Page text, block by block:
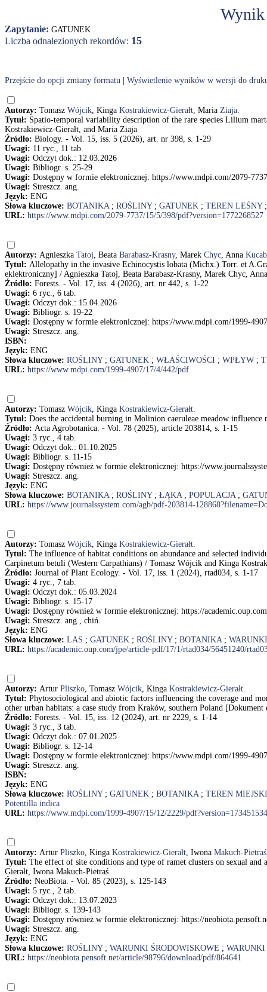
Zapytanie: GATUNEK
Liczba odnalezionych rekordów: 15
Przejście do opcji zmiany formatu Wyświetlenie wyników w wersji do
Autorzy: Tomasz Wójcik, Kinga Kostrakiewicz-Gierałt, Maria Ziaja.
Tytuł: Spatio-temporal variability description of the rare species Lilium
Kostrakiewicz-Gierałt, and Maria Ziaja
Źródło: Biology. - Vol. 15, iss. 5 (2026), art. nr 398, s. 1-29
Uwagi: 11 ryc., 11 tab.
Uwagi: Odczyt dok.: 12.03.2026
Uwagi: Bibliogr. s. 25-29
Uwagi: Dostępny w formie elektronicznej: https://www.mdpi.com/2079-
Uwagi: Streszcz. ang.
Język: ENG
Słowa kluczowe: BOTANIKA; ROŚLINY; GATUNEK ; TEREN LEŚNY
URL: https://www.mdpi.com/2079-7737/15/5/398/pdf?version=1772268527
Autorzy: Agnieszka Tatoj, Beata Barabasz-Krasny, Marek Chyc, Anna Kucab
Tytuł: Allelopathy in the invasive Echinocystis lobata (Michx.) Torr. et
eklektroniczny] / Agnieszka Tatoj, Beata Barabasz-Krasny, Marek Chyc,
Źródło: Forests. - Vol. 17, iss. 4 (2026), art. nr 442, s. 1-22
Uwagi: 6 ryc., 6 tab.
Uwagi: Odczyt dok.: 15.04.2026
Uwagi: Bibliogr. s. 19-22
Uwagi: Dostępny w formie elektronicznej: https://www.mdpi.com/1999-
Uwagi: Streszcz. ang.
ISBN:
Język: ENG
Słowa kluczowe: ROŚLINY; GATUNEK ; WŁAŚCIWOŚCI ; WPŁYW ;
URL: https://www.mdpi.com/1999-4907/17/4/442/pdf
Autorzy: Tomasz Wójcik, Kinga Kostrakiewicz-Gierałt.
Tytuł: Does the accidental burning in Molinion caeruleae meadow
Źródło: Acta Agrobotanica. - Vol. 78 (2025), article 203814, s. 1-15
Uwagi: 3 ryc., 4 tab.
Uwagi: Odczyt dok.: 01.10.2025
Uwagi: Bibliogr. s. 11-15
Uwagi: Dostępny również w formie elektronicznej: https://
Uwagi: Streszcz. ang.
Język: ENG
Słowa kluczowe: BOTANIKA; ROŚLINY; ŁĄKA; POPULACJA;
URL: https://www.journalssystem.com/agb/pdf-203814-
Autorzy: Tomasz Wójcik, Kinga Kostrakiewicz-Gierałt.
Tytuł: The influence of habitat conditions on abundance and selected
Carpinetum betuli (Western Carpathians) / Tomasz Wójcik and Kinga
Źródło: Journal of Plant Ecology. - Vol. 17, iss. 1 (2024), rtad034, s. 1-17
Uwagi: 4 ryc., 7 tab.
Uwagi: Odczyt dok.: 05.03.2024
Uwagi: Bibliogr. s. 15-17
Uwagi: Dostępny również w formie elektronicznej: https://
Uwagi: Streszcz. ang., chiń.
Język: ENG
Słowa kluczowe: LAS ; GATUNEK ; ROŚLINY; BOTANIKA;
URL: https://academic.oup.com/jpe/article-pdf/17/1/rtad034/56451240/
Autorzy: Artur Pliszko, Tomasz Wójcik, Kinga Kostrakiewicz-Gierałt.
Tytuł: Phytosociological and abiotic factors influencing the coverage and
other urban habitats: a case study from Kraków, southern Poland
Źródło: Forests. - Vol. 15, iss. 12 (2024), art. nr 2229, s. 1-14
Uwagi: 3 ryc., 3 tab.
Uwagi: Odczyt dok.: 07.01.2025
Uwagi: Bibliogr. s. 12-14
Uwagi: Dostępny w formie elektronicznej: https://www.mdpi.com/1999-
Uwagi: Streszcz. ang.
ISBN:
Język: ENG
Słowa kluczowe: ROŚLINY; GATUNEK ; BOTANIKA; TEREN MIEJSKI
Potentilla indica
URL: https://www.mdpi.com/1999-4907/15/12/2229/
Autorzy: Artur Pliszko, Kinga Kostrakiewicz-Gierałt, Iwona Makuch-Pietraś
Tytuł: The effect of site conditions and type of ramet clusters on sexual
Gierałt, Iwona Makuch-Pietraś
Źródło: NeoBiota. - Vol. 85 (2023), s. 125-143
Uwagi: 5 ryc., 2 tab.
Uwagi: Odczyt dok.: 13.07.2023
Uwagi: Bibliogr. s. 139-143
Uwagi: Dostępny również w formie elektronicznej: https://
Uwagi: Streszcz. ang.
Język: ENG
Słowa kluczowe: ROŚLINY; WARUNKI ŚRODOWISKOWE ;
URL: https://neobiota.pensoft.net/article/98796/download/pdf/864641